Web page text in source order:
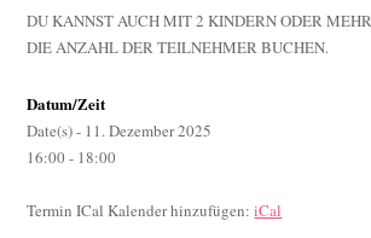
DU KANNST AUCH MIT 2 KINDERN ODER
DIE ANZAHL DER TEILNEHMER BUCHEN.
Datum/Zeit
Date(s) - 11. Dezember 2025
16:00 - 18:00
Termin ICal Kalender hinzufügen:iCal